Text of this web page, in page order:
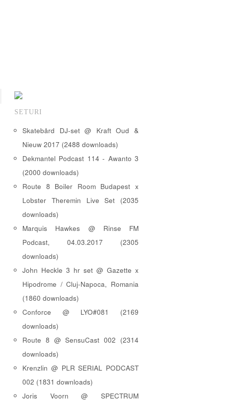
SETURI
Skatebård DJ-set @ Kraft Oud &
Nieuw 2017 (2488 downloads)
Dekmantel Podcast 114 - Awanto 3
(2000 downloads)
Route 8 Boiler Room Budapest x
Lobster Theremin Live Set (2035
downloads)
Marquis Hawkes @ Rinse FM
Podcast, 04.03.2017 (2305
downloads)
John Heckle 3 hr set @ Gazette x
Hipodrome / Cluj-Napoca, Romania
(1860 downloads)
Conforce @ LYO#081 (2169
downloads)
Route 8 @ SensuCast 002 (2314
downloads)
Krenzlin @ PLR SERIAL PODCAST
002 (1831 downloads)
Joris Voorn @ SPECTRUM